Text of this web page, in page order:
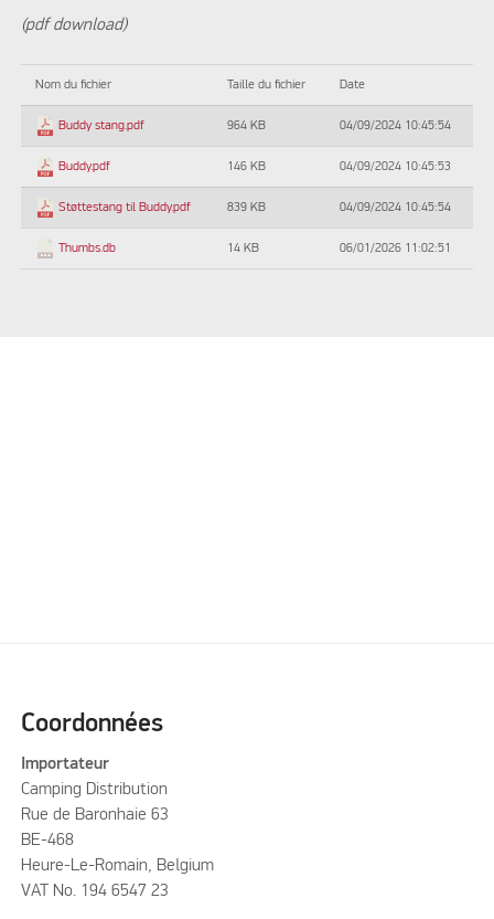
(pdf download)
Nom du fichier Taille du fichier Date
Buddy stang.pdf 964 KB 04/09/2024 10:45:54
Buddy.pdf 146 KB 04/09/2024 10:45:53
Støttestang til Buddy.pdf 839 KB 04/09/2024 10:45:54
Thumbs.db 14 KB 06/01/2026 11:02:51
Coordonnées
Importateur
Camping Distribution
Rue de Baronhaie 63
BE-468
Heure-Le-Romain, Belgium
VAT No. 194 6547 23